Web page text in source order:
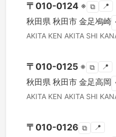
〒 010-0124 ※ ⧉ 📍
秋田県 秋田市 金足鳰崎
AKITA KEN AKITA SHI
〒 010-0125 ※ ⧉ 📍
秋田県 秋田市 金足高岡
AKITA KEN AKITA SHI
〒 010-0126 ⧉ 📍